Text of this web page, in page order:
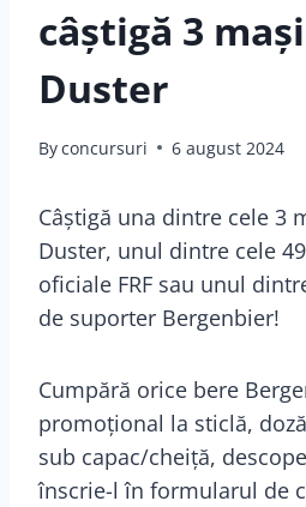
câștigă 3
Duster
Byconcursuri 6 august 2024
Câștigă una dintre cele 3
Duster, unul dintre cele
oficiale FRF sau unul
de suporter Bergenbier!
Cumpără orice bere
promoțional la sticlă,
sub capac/cheiță,
înscrie-l în formularul de